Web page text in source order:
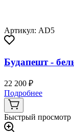
Артикул: AD5
Будапешт -
22 200 ₽
Подробнее
Быстрый просмотр